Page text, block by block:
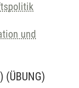
und
(ÜBUNG)